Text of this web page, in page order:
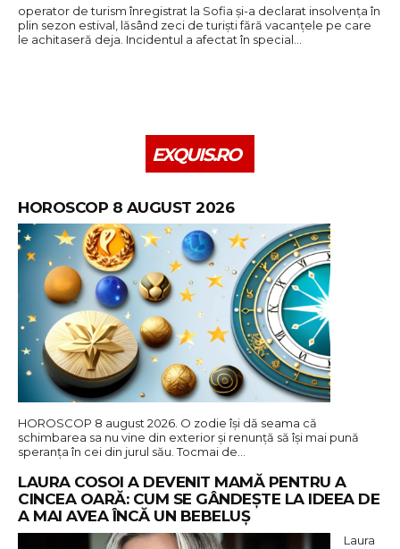
operator de turism înregistrat la Sofia și-a declarat insolvența în
plin sezon estival, lăsând zeci de turiști fără vacanțele pe care
le achitaseră deja. Incidentul a afectat în special…
EXQUIS.RO
HOROSCOP 8 AUGUST 2026
HOROSCOP 8 august 2026. O zodie își dă seama că
schimbarea sa nu vine din exterior și renunță să își mai pună
speranța în cei din jurul său. Tocmai de…
LAURA COSOI A DEVENIT MAMĂ PENTRU A
CINCEA OARĂ: CUM SE GÂNDEȘTE LA IDEEA DE
A MAI AVEA ÎNCĂ UN BEBELUȘ
Laura